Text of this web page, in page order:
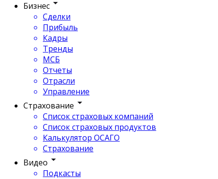
Бизнес
Сделки
Прибыль
Кадры
Тренды
МСБ
Отчеты
Отрасли
Управление
Страхование
Список страховых компаний
Список страховых продуктов
Калькулятор ОСАГО
Страхование
Видео
Подкасты